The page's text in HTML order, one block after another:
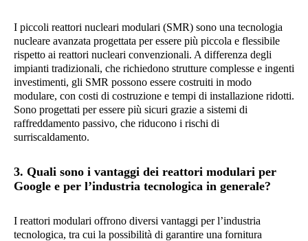
I piccoli reattori nucleari modulari (SMR) sono una tecnologia
nucleare avanzata progettata per essere più piccola e flessibile
rispetto ai reattori nucleari convenzionali. A differenza degli
impianti tradizionali, che richiedono strutture complesse e ingenti
investimenti, gli SMR possono essere costruiti in modo
modulare, con costi di costruzione e tempi di installazione ridotti.
Sono progettati per essere più sicuri grazie a sistemi di
raffreddamento passivo, che riducono i rischi di
surriscaldamento.
3. Quali sono i vantaggi dei reattori modulari per
Google e per l’industria tecnologica in generale?
I reattori modulari offrono diversi vantaggi per l’industria
tecnologica, tra cui la possibilità di garantire una fornitura